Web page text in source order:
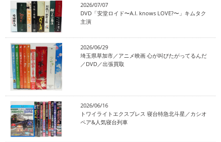
2026/07/07
DVD「安堂ロイド〜A.I. knows LOVE?〜」キムタク
主演
2026/06/29
埼玉県草加市／アニメ映画 心が叫びたがってるんだ
／DVD／出張買取
2026/06/16
トワイライトエクスプレス 寝台特急北斗星／カシオ
ペア&人気寝台列車